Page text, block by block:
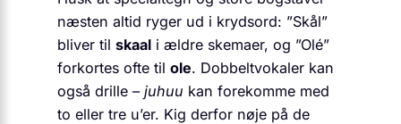
næsten altid ryger ud i krydsord: ”Skål”
bliver til skaal i ældre skemaer, og ”Olé”
forkortes ofte til ole. Dobbeltvokaler kan
også drille – juhuu kan forekomme med
to eller tre u’er. Kig derfor nøje på de